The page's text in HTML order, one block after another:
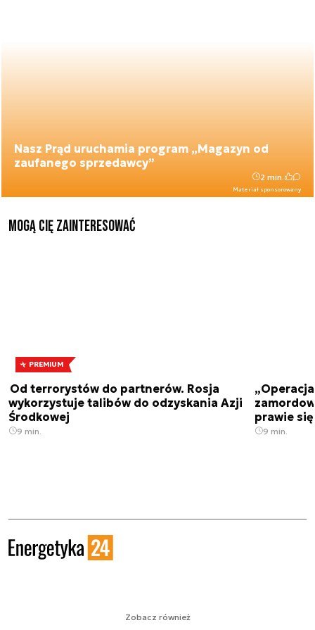
Nasz Prąd uruchamia program „Magazyn od
zaufanego sprzedawcy”
Materiał sponsorowany
2 min.
Mogą Cię zainteresować
PREMIUM
Od terrorystów do partnerów. Rosja
wykorzystuje talibów do odzyskania Azji
Środkowej
9 min.
prawie
9 min.
Zobacz również